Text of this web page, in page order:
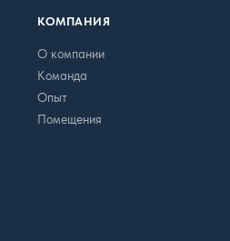
КОМПАНИЯ
О компании
Команда
Опыт
Помещения